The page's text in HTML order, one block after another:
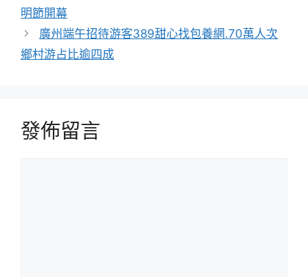
明節開幕
廣州端午招待游客389甜心找包養網.70萬人次
鄉村游占比逾四成
發佈留言